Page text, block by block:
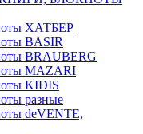
ХАТБЕР
BASIR
BRAUBERG
MAZARI
KIDIS
разные
deVENTE,